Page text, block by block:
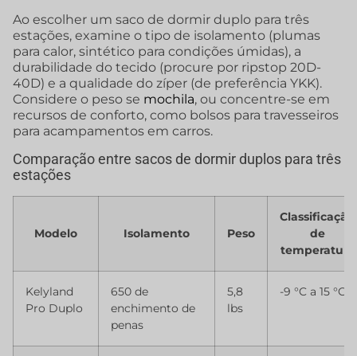
Ao escolher um saco de dormir duplo para três
estações, examine o tipo de isolamento (plumas
para calor, sintético para condições úmidas), a
durabilidade do tecido (procure por ripstop 20D-
40D) e a qualidade do zíper (de preferência YKK).
Considere o peso se mochila, ou concentre-se em
recursos de conforto, como bolsos para travesseiros
para acampamentos em carros.
Comparação entre sacos de dormir duplos para três
estações
Modelo Isolamento Peso
Classificação
de
temperatura
Kelyland
Pro Duplo
650 de
enchimento de
penas
5,8
lbs
-9 °C a 15 °C